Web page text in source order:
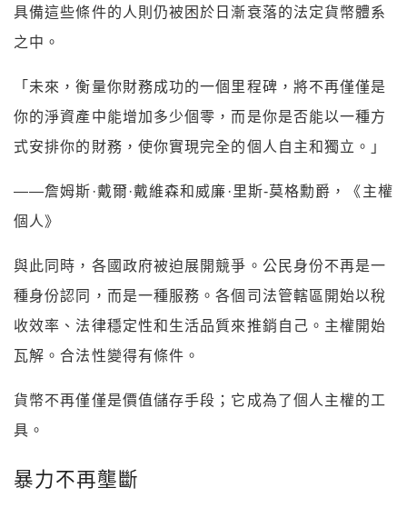
具備這些條件的人則仍被困於日漸衰落的法定貨幣體系
之中。
「未來，衡量你財務成功的一個里程碑，將不再僅僅是
你的淨資產中能增加多少個零，而是你是否能以一種方
式安排你的財務，使你實現完全的個人自主和獨立。」
——詹姆斯·戴爾·戴維森和威廉·里斯-莫格勳爵，《主權
個人》
與此同時，各國政府被迫展開競爭。公民身份不再是一
種身份認同，而是一種服務。各個司法管轄區開始以稅
收效率、法律穩定性和生活品質來推銷自己。主權開始
瓦解。合法性變得有條件。
貨幣不再僅僅是價值儲存手段；它成為了個人主權的工
具。
暴力不再壟斷